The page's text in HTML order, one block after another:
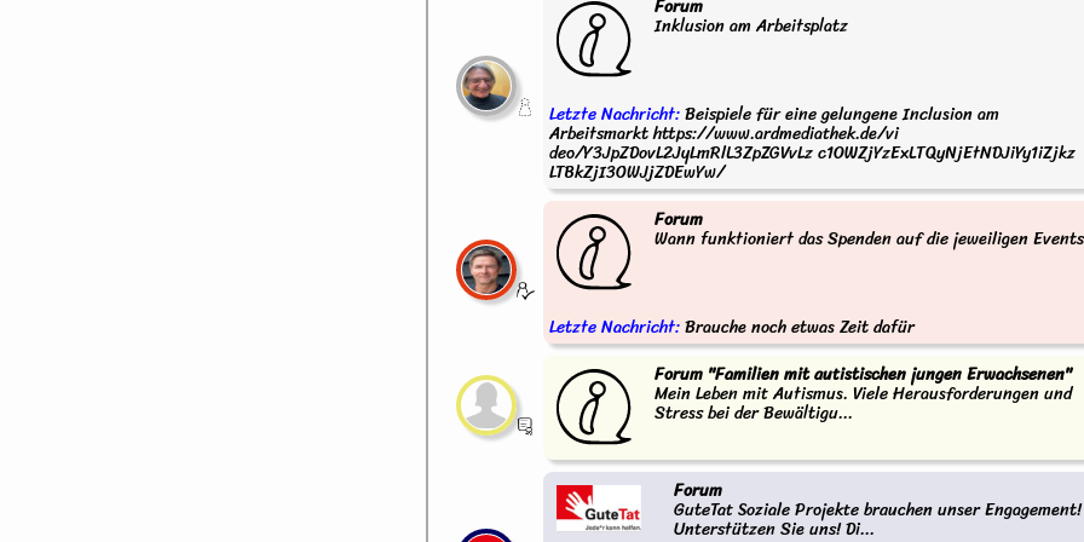
Forum
Inklusion am Arbeitsplatz
Letzte Nachricht:Beispiele für eine gelungene Inclusion am
Arbeitsmarkt https://www.ardmediathek.de/vi
deo/Y3JpZDovL2JyLmRlL3ZpZGVvLz c1OWZjYzExLTQyNjEtNDJiYy1iZjkz
LTBkZjI3OWJjZDEwYw/
Forum
Wann funktioniert das Spenden auf die jeweiligen
Letzte Nachricht:Brauche noch etwas Zeit dafür
Forum "Familien mit autistischen jungen Erwachsenen"
Mein Leben mit Autismus. Viele Herausforderungen und
Stress bei der Bewältigu...
Forum
GuteTat Soziale Projekte brauchen unser Engagement!
Unterstützen Sie uns! Di...